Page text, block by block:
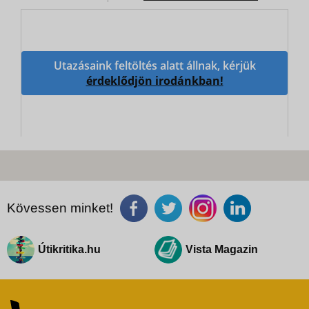
Utazásaink feltöltés alatt állnak, kérjük
érdeklődjön irodánkban!
Kövessen minket!
Útikritika.hu Vista Magazin